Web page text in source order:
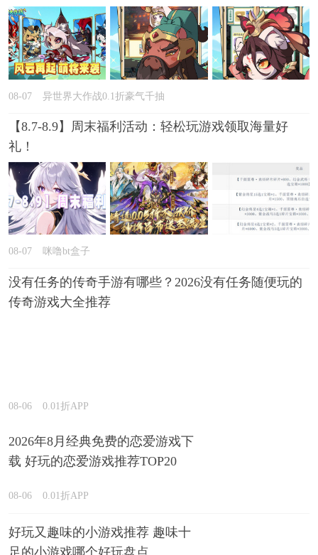
08-07 异世界大作战0.1折豪气千抽
【8.7-8.9】周末福利活动：轻松玩游戏领取海量好
礼！
08-07 咪噜bt盒子
没有任务的传奇手游有哪些？2026没有任务随便玩的
传奇游戏大全推荐
08-06 0.01折APP
2026年8月经典免费的恋爱游戏下
载 好玩的恋爱游戏推荐TOP20
08-06 0.01折APP
好玩又趣味的小游戏推荐 趣味十
足的小游戏哪个好玩盘点